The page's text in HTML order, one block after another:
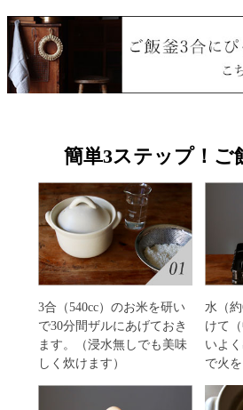
簡単3ステップ！ご
3合（540cc）のお米を研い
で30分間ザルにあげておき
ます。（浸水無しでも美味
しく炊けます）
水（
けて
いよ
で火を